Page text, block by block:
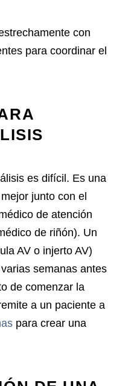
con
para coordinar el
es difícil. Es una
junto con el
de atención
de riñón). Un
AV o injerto AV)
semanas antes
de comenzar la
a un paciente a
para crear una